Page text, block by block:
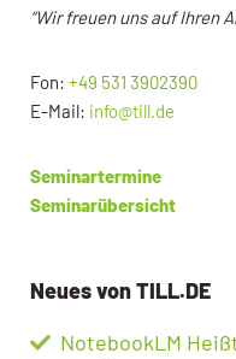
“Wir freuen uns auf Ihren
Fon: +49 531 3902390
E-Mail: info@till.de
Seminartermine
Seminarübersicht
Neues von TILL.DE
NotebookLM